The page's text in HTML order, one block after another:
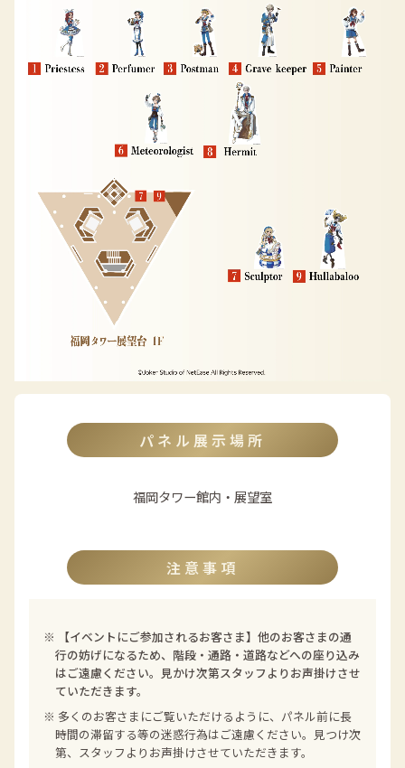
パネル展示場所
福岡タワー館内・展望室
注意事項
※
【イベントにご参加されるお客さま】他のお客さまの通
行の妨げになるため、階段・通路・道路などへの座り込み
はご遠慮ください。見かけ次第スタッフよりお声掛けさせ
ていただきます。
※ 多くのお客さまにご覧いただけるように、パネル前に長
時間の滞留する等の迷惑行為はご遠慮ください。見つけ次
第、スタッフよりお声掛けさせていただきます。